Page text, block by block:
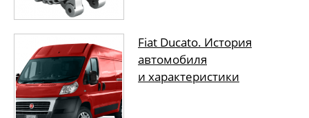
Fiat Ducato. История
автомобиля
и характеристики